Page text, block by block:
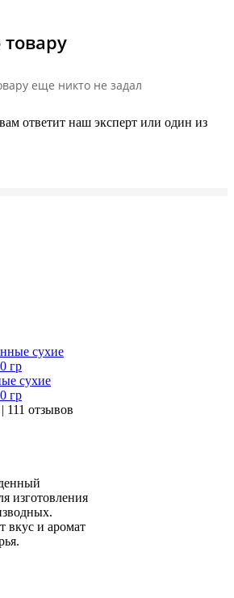
еще никто не задал
ответит наш эксперт или один из
сухие
гр
111 отзывов
изготовления
вкус и аромат